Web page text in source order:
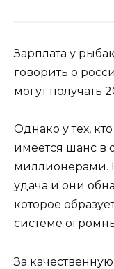
Зарплата у
говорить о
могут получать
Однако у тех,
имеется шанс в
миллионерами.
удача и они
которое
системе
За